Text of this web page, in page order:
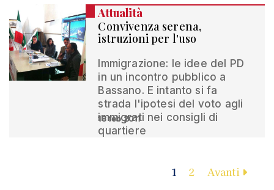
Attualità
Convivenza serena,
istruzioni per l'uso
Immigrazione: le idee del PD
in un incontro pubblico a
Bassano. E intanto si fa
strada l'ipotesi del voto agli
immigrati nei consigli di
quartiere
18 feb 2011
1 2 Avanti